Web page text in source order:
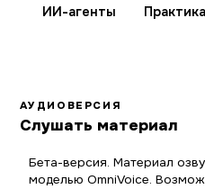
ИИ-агенты Практика
АУДИОВЕРСИЯ
Слушать материал
Бета-версия. Материал
моделью OmniVoice.